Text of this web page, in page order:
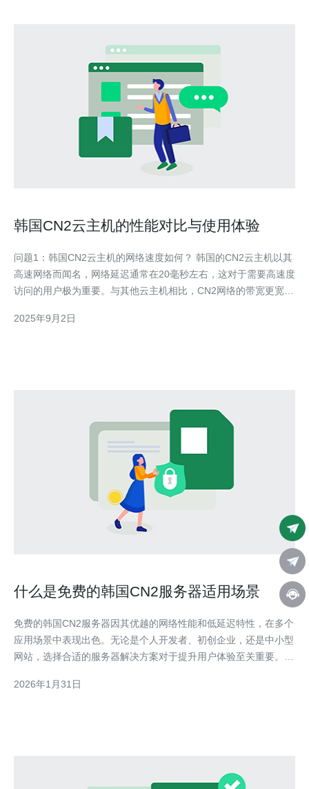
韩国CN2云主机的性能对比与使用体验
问题1：韩国CN2云主机的网络速度如何？ 韩国的CN2云主机以其
高速网络而闻名，网络延迟通常在20毫秒左右，这对于需要高速度
访问的用户极为重要。与其他云主机相比，CN2网络的带宽更宽，
视频直播、游戏托管等应用时，网络速度表现优异，几乎没有卡顿
2025年9月2日
什么是免费的韩国CN2服务器适用场景
免费的韩国CN2服务器因其优越的网络性能和低延迟特性，在多个
应用场景中表现出色。无论是个人开发者、初创企业，还是中小型
网站，选择合适的服务器解决方案对于提升用户体验至关重要。德
效满足不同用户的需求，降低运营成本，提升访问速度和稳定性。
2026年1月31日